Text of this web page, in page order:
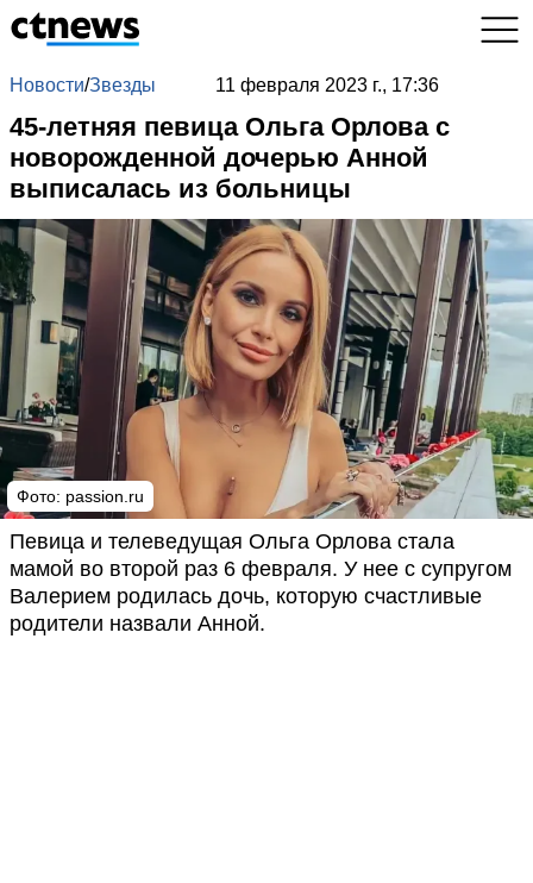
Новости/Звезды 11 февраля 2023 г., 17:36
45-летняя певица Ольга Орлова с
новорожденной дочерью Анной
выписалась из больницы
Фото: passion.ru
Певица и телеведущая Ольга Орлова стала
мамой во второй раз 6 февраля. У нее с супругом
Валерием родилась дочь, которую счастливые
родители назвали Анной.